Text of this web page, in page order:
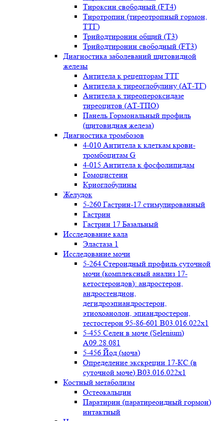
Тироксин свободный (FT4)
Тиротропин (тиреотропный гормон,
ТТГ)
Трийодтиронин общий (Т3)
Трийодтиронин свободный (FT3)
Диагностика заболеваний щитовидной
железы
Антитела к рецепторам ТТГ
Антитела к тиреоглобулину (АТ-ТГ)
Антитела к тиреопероксидазе
тиреоцитов (АТ-ТПО)
Панель Гормональный профиль
(щитовидная железа)
Диагностика тромбозов
4-010 Антитела к клеткам крови-
тромбоцитам G
4-015 Антитела к фосфолипидам
Гомоцистеин
Криоглобулины
Желудок
5-260 Гастрин-17 стимулированный
Гастрин
Гастрин 17 Базальный
Исследование кала
Эластаза 1
Исследование мочи
5-264 Стероидный профиль суточной
мочи (комплексный анализ 17-
кетостероидов): андростерон,
андростендион,
дегидроэпиандростерон,
этиохоанолон, эпиандростерон,
тестостерон 95-86-601 B03.016.022x1
5-455 Селен в моче (Selenium)
A09.28.081
5-456 Йод (моча)
Определение экскреции 17-КС (в
суточной моче) B03.016.022x1
Костный метаболизм
Остеокальцин
Паратирин (паратиреоидный гормон)
интактный